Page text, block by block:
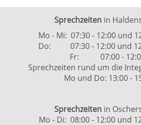
Sprechzeiten in
Mo - Mi: 07:30 - 12:00 und
Do: 07:30 - 12:00 und
Fr: 07:00 -
Sprechzeiten rund um die
Mo und Do: 13:00 -
Sprechzeiten in
Mo - Di: 08:00 - 12:00 und